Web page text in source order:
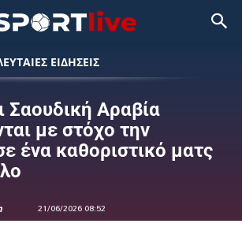
ΕΙΔΗΣΕΙΣ
Σαουδική Αραβία
με στόχο την
ένα καθοριστικό ματς
21/06/2026 08:52